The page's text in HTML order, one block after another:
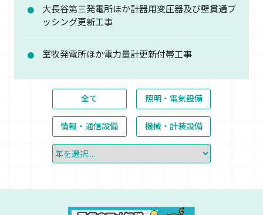
大長谷第三発電所ほか計器用変圧器及び壁貫通ブ
ッシング更新工事
室牧発電所ほか電力量計更新付帯工事
全て 照明・電気設備
情報・通信設備 機械・計装設備